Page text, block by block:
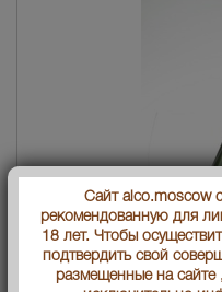
Сайт alco.moscow
рекомендованную для
18 лет. Чтобы
подтвердить свой
размещенные на сайте